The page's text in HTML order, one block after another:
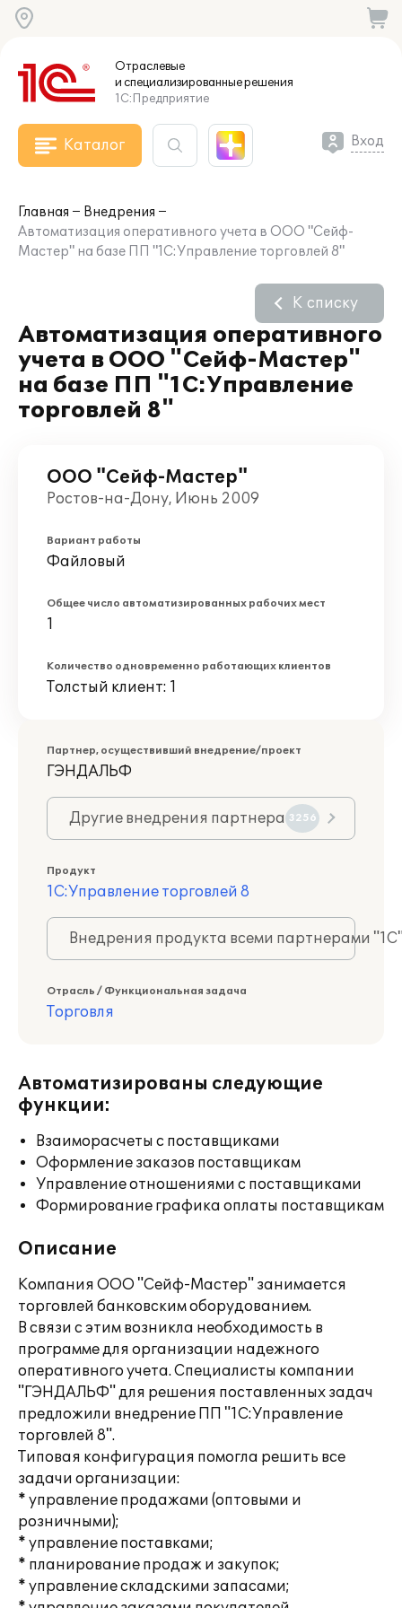
Отраслевые
и специализированныерешения
1С:Предприятие
Каталог Вход
Главная
Внедрения
Автоматизация оперативного учета в ООО "Сейф-
Мастер" на базе ПП "1С:Управление торговлей 8"
Автоматизация оперативного
учета в ООО "Сейф-Мастер"
на базе ПП "1С:Управление
торговлей 8"
К списку
ООО "Сейф-Мастер"
Ростов-на-Дону, Июнь 2009
Вариант работы
Файловый
Общее число автоматизированных рабочих мест
1
Количество одновременно работающих клиентов
Толстый клиент: 1
Партнер, осуществивший внедрение/проект
ГЭНДАЛЬФ
Другие внедрения партнера 3256
Продукт
1С:Управление торговлей 8
Внедрения продукта всеми партнерами
Отрасль / Функциональная задача
Торговля
Автоматизированы следующие
функции:
Взаиморасчеты с поставщиками
Оформление заказов поставщикам
Управление отношениями с поставщиками
Формирование графика оплаты поставщикам
Описание
Компания ООО "Сейф-Мастер" занимается
торговлей банковским оборудованием.
В связи с этим возникла необходимость в
программе для организации надежного
оперативного учета. Специалисты компании
"ГЭНДАЛЬФ" для решения поставленных задач
предложили внедрение ПП "1С:Управление
торговлей 8".
Типовая конфигурация помогла решить все
задачи организации:
* управление продажами (оптовыми и
розничными);
* управление поставками;
* планирование продаж и закупок;
* управление складскими запасами;